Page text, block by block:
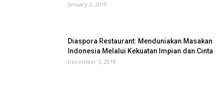
January 2, 2019
Diaspora Restaurant: Menduniakan Masakan
Indonesia Melalui Kekuatan Impian dan Cinta
December 5, 2018